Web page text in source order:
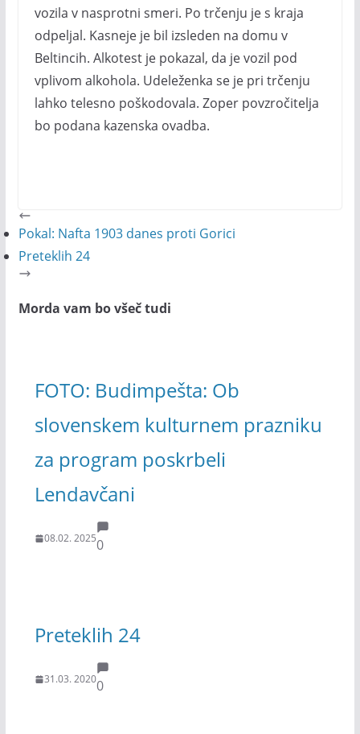
vozila v nasprotni smeri. Po trčenju je s kraja
odpeljal. Kasneje je bil izsleden na domu v
Beltincih. Alkotest je pokazal, da je vozil pod
vplivom alkohola. Udeleženka se je pri trčenju
lahko telesno poškodovala. Zoper povzročitelja
bo podana kazenska ovadba.
Pokal: Nafta 1903 danes proti Gorici
Preteklih 24
Morda vam bo všeč tudi
FOTO: Budimpešta: Ob
slovenskem kulturnem prazniku
za program poskrbeli
Lendavčani
08.02. 20250
Preteklih 24
31.03. 20200